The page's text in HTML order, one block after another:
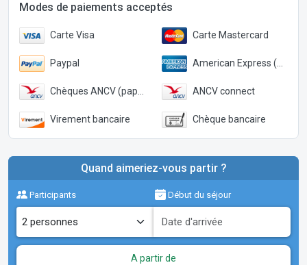
Modes de paiements acceptés
Carte Visa Carte Mastercard
Paypal American Express (Paypal)
Chèques ANCV (papier) ANCV connect
Virement bancaire Chèque bancaire
Quand aimeriez-vous partir ?
Participants Début du séjour
A partir de